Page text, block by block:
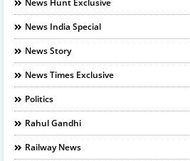
News India Special
News Story
News Times Exclusive
Politics
Rahul Gandhi
Railway News